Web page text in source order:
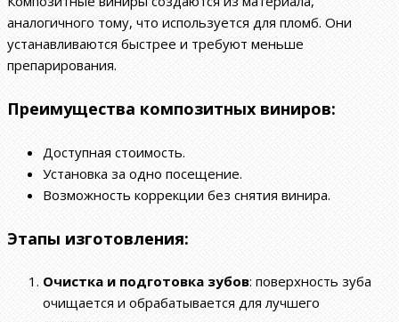
аналогичного тому, что используется для пломб. Они
устанавливаются быстрее и требуют меньше
препарирования.
Преимущества композитных виниров:
Доступная стоимость.
Установка за одно посещение.
Возможность коррекции без снятия винира.
Этапы изготовления:
Очистка и подготовка зубов: поверхность зуба
очищается и обрабатывается для лучшего